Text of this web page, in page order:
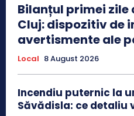
Bilanțul primei zile
Cluj: dispozitiv de
avertismente ale
Local 8 August 2026
Incendiu puternic la
Săvădisla: ce detaliu